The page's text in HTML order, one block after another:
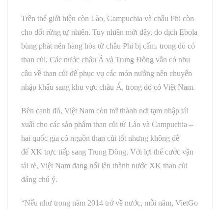
Trên thế giới hiện còn Lào, Campuchia và châu Phi còn
cho đốt rừng tự nhiên. Tuy nhiên mới đây, do dịch Ebola
bùng phát nên hàng hóa từ châu Phi bị cấm, trong đó có
than củi. Các nước châu Á và Trung Đông vẫn có nhu
cầu về than củi để phục vụ các món nướng nên chuyển
nhập khẩu sang khu vực châu Á, trong đó có Việt Nam.
Bên cạnh đó, Việt Nam còn trở thành nơi tạm nhập tái
xuất cho các sản phẩm than củi từ Lào và Campuchia –
hai quốc gia có nguồn than củi tốt nhưng không dễ
để XK trực tiếp sang Trung Đông. Với lợi thế cước vận
tải rẻ, Việt Nam đang nổi lên thành nước XK than củi
đáng chú ý.
“Nếu như trong năm 2014 trở về nước, mỗi năm, VietGo